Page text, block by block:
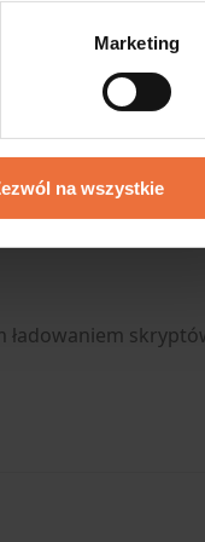
Marketing
na wszystkie
produktowej